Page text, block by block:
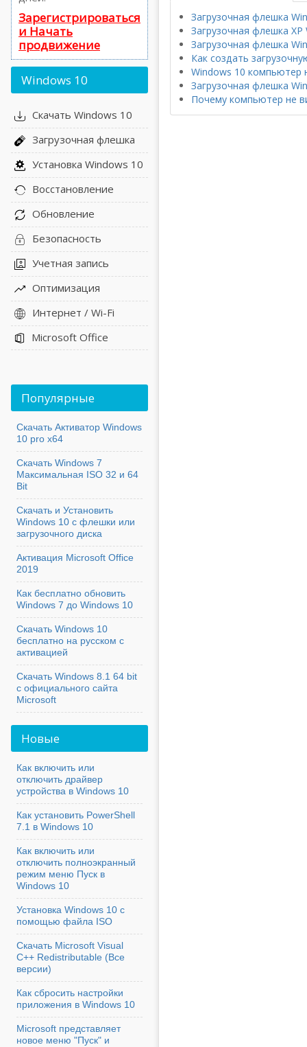
Загрузочная флешка
Загрузочная флешка
Загрузочная флешка
Как создать
Windows 10
Загрузочная флешка
Почему компьютер не
Зарегистрироваться
и Начать
продвижение
Windows 10
Скачать Windows 10
Загрузочная флешка
Установка Windows 10
Восстановление
Обновление
Безопасность
Учетная запись
Оптимизация
Интернет / Wi-Fi
Microsoft Office
Популярные
Скачать Активатор Windows
10 pro x64
Скачать Windows 7
Максимальная ISO 32 и 64
Bit
Скачать и Установить
Windows 10 с флешки или
загрузочного диска
Активация Microsoft Office
2019
Как бесплатно обновить
Windows 7 до Windows 10
Скачать Windows 10
бесплатно на русском с
активацией
Скачать Windows 8.1 64 bit
с официального сайта
Microsoft
Новые
Как включить или
отключить драйвер
устройства в Windows 10
Как установить PowerShell
7.1 в Windows 10
Как включить или
отключить полноэкранный
режим меню Пуск в
Windows 10
Установка Windows 10 с
помощью файла ISO
Скачать Microsoft Visual
C++ Redistributable (Все
версии)
Как сбросить настройки
приложения в Windows 10
Microsoft представляет
новое меню "Пуск" и